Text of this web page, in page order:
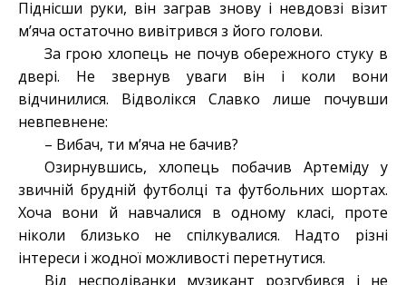
Піднісши руки, він заграв знову і невдовзі візит
м’яча остаточно вивітрився з його голови.
За грою хлопець не почув обережного стуку в
двері. Не звернув уваги він і коли вони
відчинилися. Відволікся Славко лише почувши
невпевнене:
– Вибач, ти м’яча не бачив?
Озирнувшись, хлопець побачив Артеміду у
звичній брудній футболці та футбольних шортах.
Хоча вони й навчалися в одному класі, проте
ніколи близько не спілкувалися. Надто різні
інтереси і жодної можливості перетнутися.
Від несподіванки музикант розгубився і не